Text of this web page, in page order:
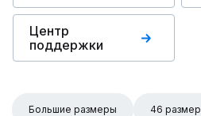
Центр
поддержки
Большие размеры 46